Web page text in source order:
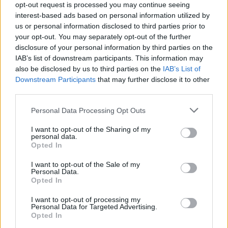
opt-out request is processed you may continue seeing
interest-based ads based on personal information utilized by
us or personal information disclosed to third parties prior to
your opt-out. You may separately opt-out of the further
disclosure of your personal information by third parties on the
IAB’s list of downstream participants. This information may
also be disclosed by us to third parties on the IAB’s List of
Downstream Participants that may further disclose it to other
Please note that this website/app uses one or more Google
not limited to your visit or usage behaviour. You may click to
grant or deny consent to Google and its third-party tags to
use your data for below specified purposes in below Google
consent section.
Personal Data Processing Opt Outs
I want to opt-out of the Sharing of my
personal data.
Opted In
I want to opt-out of the Sale of my
Personal Data.
Opted In
I want to opt-out of processing my
Personal Data for Targeted Advertising.
Opted In
HÍREK 2024. FEB. 8. D.J.
Magunk is látjuk, hogy elérkeztünk egy
az „Álmos könyv” szerint túlfeszíteni már
nem lenne egészséges” – mondta el Metál
Zoltán az Országos Taxis Szövetség elnöke a
növekedés.hu-nak.
A benzinár újabban megint forró téma lett.